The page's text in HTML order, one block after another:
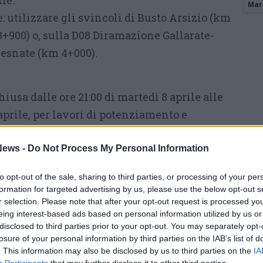
- Do Not Process My Personal Information
opt-out of the sale, sharing to third parties, or processing of your
for targeted advertising by us, please use the below opt-out
selection. Please note that after your opt-out request is processed
interest-based ads based on personal information utilized by us
to third parties prior to your opt-out. You may separately
of your personal information by third parties on the IAB’s list of
This information may also be disclosed by us to third parties on the
utilizzare gli svincoli di Busto Arsizio (km
o, sulla D08 Diramazione Gallarate-
(km 4+000).​
dalle ore 21:00 di martedì 8 aprile alle
per lavori di potenziamento e
segnaletica verticale.​
allo svincolo di Castellanza.​
SC5 Strada Varese-Gazzada verso
8, mercoledì 9, giovedì 10 e venerdì
alle ore 5:00, per lavori di manutenzione del
autostradale.​